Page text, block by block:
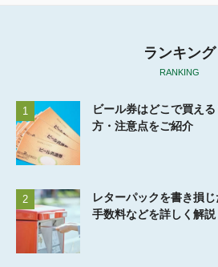
ランキング
RANKING
1
ビール券はどこで買え
方・注意点をご紹介
2
レターパックを書き損
手数料などを詳しく解説